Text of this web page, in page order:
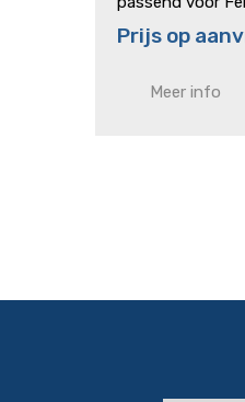
043
Prijs op
Meer info